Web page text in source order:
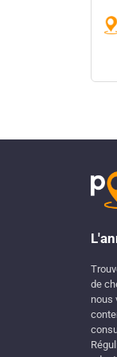
de
nous